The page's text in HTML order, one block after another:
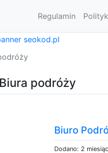
Regulamin
podróży
Biuro
Dodano: 2